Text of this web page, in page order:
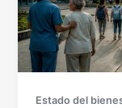
Estado del